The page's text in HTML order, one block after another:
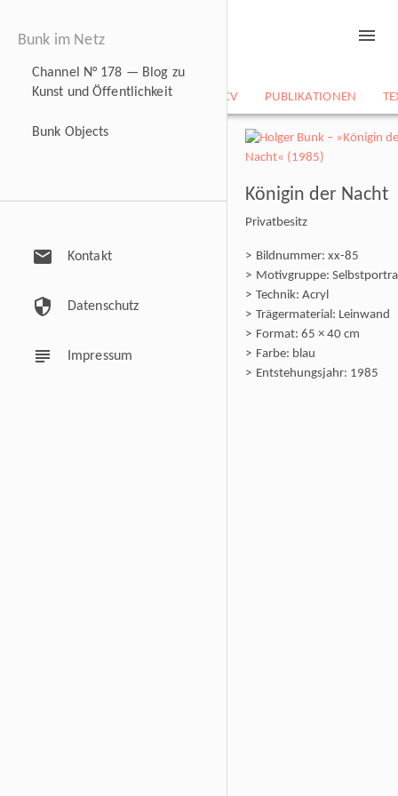
NEWS BILDARCHIV CV PUBLIKATIONEN
menu
Bunk im Netz
Channel N° 178 — Blog zu
Kunst und Öffentlichkeit
Bunk Objects
mail Kontakt
security Datenschutz
subject Impressum
Königin der Nacht
Privatbesitz
Bildnummer: xx-85
Motivgruppe:
Technik: Acryl
Trägermaterial: Leinwand
Format: 65 × 40 cm
Farbe: blau
Entstehungsjahr: 1985